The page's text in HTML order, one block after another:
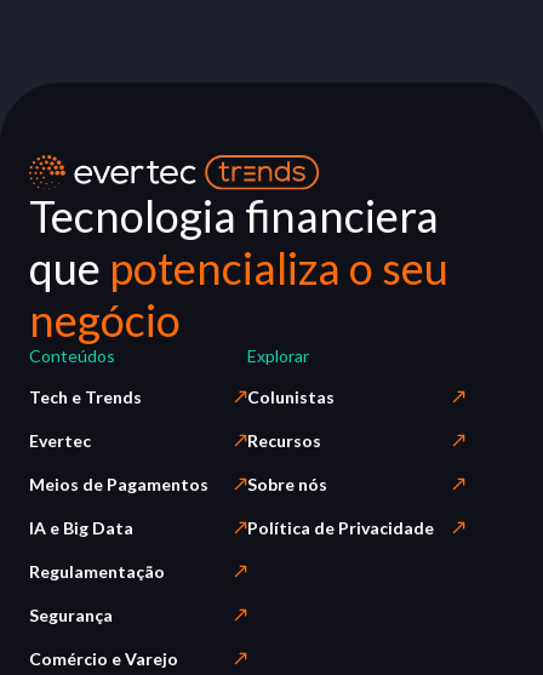
Tecnologia financiera
que potencializa o seu
negócio
Conteúdos
Tech e Trends
Evertec
Meios de Pagamentos
IA e Big Data
Regulamentação
Segurança
Comércio e Varejo
Explorar
Colunistas
Recursos
Sobre nós
Política de Privacidade